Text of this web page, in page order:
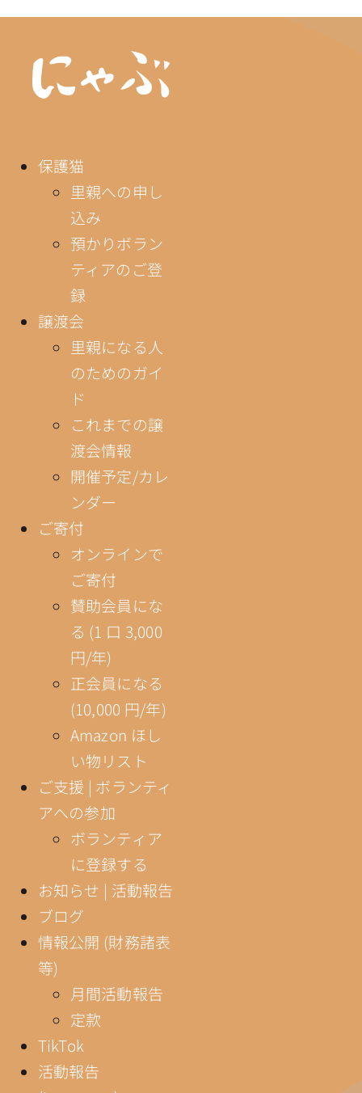
保護猫
里親への申し
込み
預かりボラン
ティアのご登
録
譲渡会
里親になる人
のためのガイ
ド
これまでの譲
渡会情報
開催予定/カレ
ンダー
ご寄付
オンラインで
ご寄付
賛助会員にな
る (1 口 3,000
円/年)
正会員になる
(10,000 円/年)
Amazon ほし
い物リスト
ご支援 | ボランティ
アへの参加
ボランティア
に登録する
お知らせ | 活動報告
ブログ
情報公開 (財務諸表
等)
月間活動報告
定款
TikTok
活動報告